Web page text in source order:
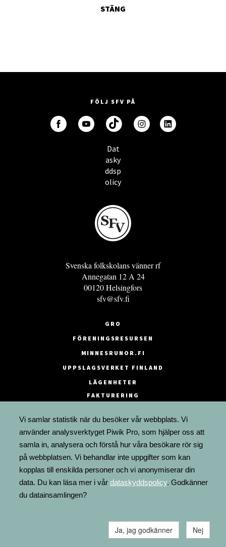
STÄNG
FÖLJ SFV PÅ
Dat
asky
ddsp
olicy
Svenska folkskolans vänner rf
Annegatan 12 A 24
00120 Helsingfors
sfv@sfv.fi
GRO
FÖRENINGSRESURSEN
MINNESRUNOR.FI
UPPSLAGSVERKET FINLAND
LÄGENHETER
FAKTURERING
Vi samlar statistik när du besöker vår webbplats. Vi
använder analysverktyget Piwik Pro, som hjälper oss att
samla in, analysera och förstå hur våra besökare rör sig
på webbplatsen. Vi behandlar inte uppgifter som kan
kopplas till enskilda personer och vi anonymiserar din
data. Du kan läsa mer i vår dataskyddspolicy. Godkänner
du datainsamlingen?
Ja, jag godkänner Nej